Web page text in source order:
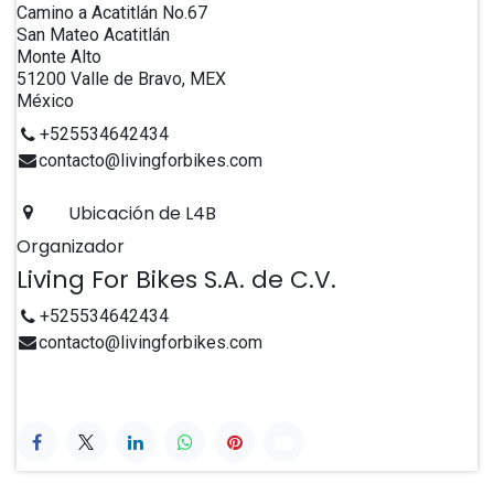
Camino a Acatitlán No.67
San Mateo Acatitlán
Monte Alto
51200 Valle de Bravo, MEX
México
+525534642434
contacto@livingforbikes.com
Ubicación de L4B
Organizador
Living For Bikes S.A. de C.V.
+525534642434
contacto@livingforbikes.com